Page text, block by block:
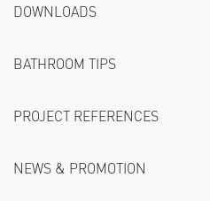
DOWNLOADS
BATHROOM TIPS
PROJECT REFERENCES
NEWS & PROMOTION